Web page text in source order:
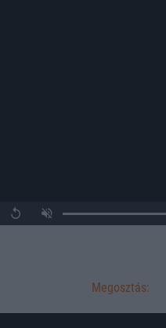
Replay UnmuteLoaded:
0%
Megosztás: